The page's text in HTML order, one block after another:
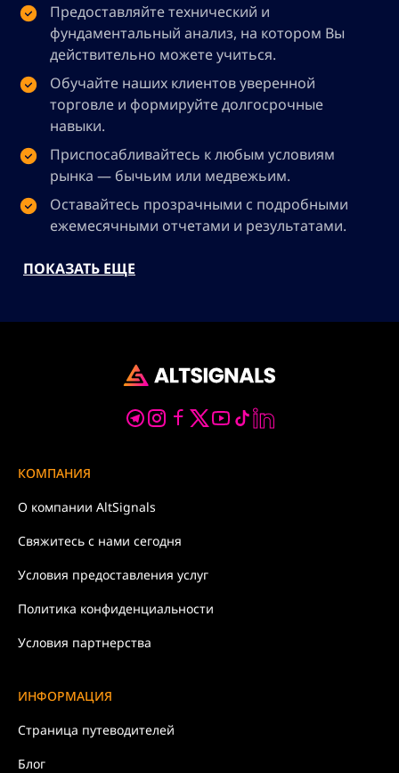
Предоставляйте технический и
фундаментальный анализ, на котором Вы
действительно можете учиться.
Обучайте наших клиентов уверенной
торговле и формируйте долгосрочные
навыки.
Приспосабливайтесь к любым условиям
рынка — бычьим или медвежьим.
Оставайтесь прозрачными с подробными
ежемесячными отчетами и результатами.
ПОКАЗАТЬ ЕЩЕ
КОМПАНИЯ
О компании AltSignals
Свяжитесь с нами сегодня
Условия предоставления услуг
Политика конфиденциальности
Условия партнерства
ИНФОРМАЦИЯ
Страница путеводителей
Блог